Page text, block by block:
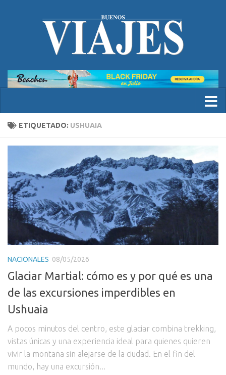
ETIQUETADO: USHUAIA
NACIONALES 08/05/2026
Glaciar Martial: cómo es y por qué es una
de las excursiones imperdibles en
Ushuaia
A pocos minutos del centro, este glaciar combina trekking,
vistas únicas y una experiencia ideal para quienes quieren
vivir la montaña sin alejarse de la ciudad. En el fin del
mundo, hay una excursión...